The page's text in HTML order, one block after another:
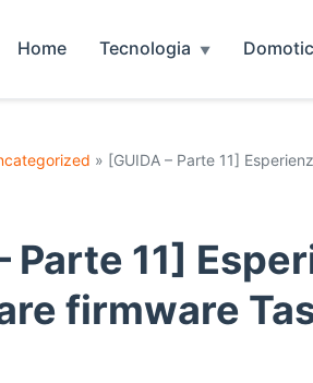
Home Tecnologia
» [GUIDA – Parte 11]
Parte 11]
firmware